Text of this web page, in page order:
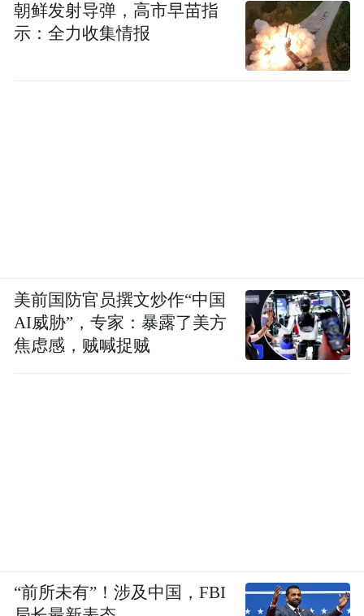
朝鲜发射导弹，高市早苗指
示：全力收集情报
美前国防官员撰文炒作“中国
AI威胁”，专家：暴露了美方
焦虑感，贼喊捉贼
“前所未有”！涉及中国，FBI